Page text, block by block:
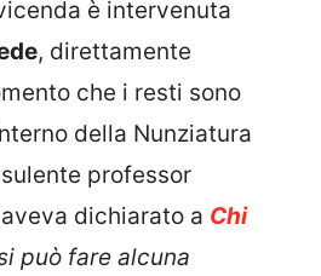
è intervenuta
, direttamente
che i resti sono
della Nunziatura
professor
aveva dichiarato a Chi
può fare alcuna